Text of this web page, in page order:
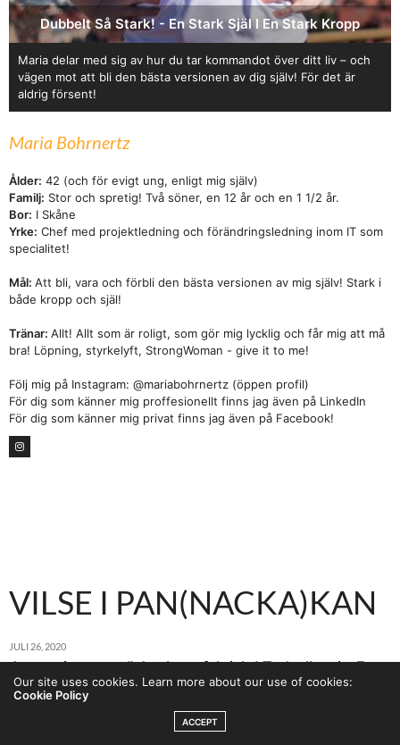
Dubbelt Så Stark! - En Stark Själ I En Stark Kropp
Maria delar med sig av hur du tar kommandot över ditt liv – och
vägen mot att bli den bästa versionen av dig själv! För det är
aldrig försent!
Maria Bohrnertz
Ålder: 42 (och för evigt ung, enligt mig själv)
Familj: Stor och spretig! Två söner, en 12 år och en 1 1/2 år.
Bor: I Skåne
Yrke: Chef med projektledning och förändringsledning inom IT som
specialitet!
Mål: Att bli, vara och förbli den bästa versionen av mig själv! Stark i
både kropp och själ!
Tränar: Allt! Allt som är roligt, som gör mig lycklig och får mig att må
bra! Löpning, styrkelyft, StrongWoman - give it to me!
Följ mig på Instagram: @mariabohrnertz (öppen profil)
För dig som känner mig proffesionellt finns jag även på LinkedIn
För dig som känner mig privat finns jag även på Facebook!
VILSE I PAN(NACKA)KAN
JULI 26, 2020
Jomenvisst, seru’! Jag lever faktiskt! Tro’t eller ej… En
påbörjad semester och tillika flytt till ny lägenhet senare
så är jag tillbaka! Om jag nu är ”på rätt väg” igen har jag
Our site uses cookies. Learn more about our use of cookies:
Cookie Policy
ACCEPT